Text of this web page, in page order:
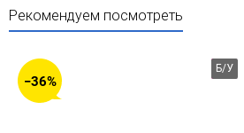
Рекомендуем посмотреть
−36%
Б/У